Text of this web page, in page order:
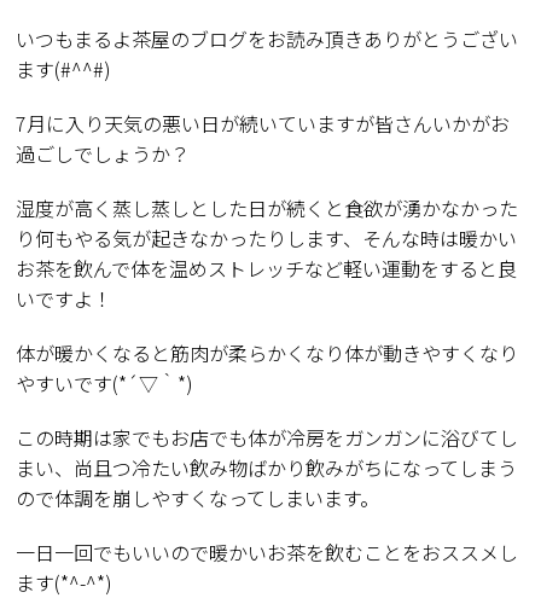
いつもまるよ茶屋のブログをお読み頂きありがとうござい
ます(#^^#)
7月に入り天気の悪い日が続いていますが皆さんいかがお
過ごしでしょうか？
湿度が高く蒸し蒸しとした日が続くと食欲が湧かなかった
り何もやる気が起きなかったりします、そんな時は暖かい
お茶を飲んで体を温めストレッチなど軽い運動をすると良
いですよ！
体が暖かくなると筋肉が柔らかくなり体が動きやすくなり
やすいです(*´▽｀*)
この時期は家でもお店でも体が冷房をガンガンに浴びてし
まい、尚且つ冷たい飲み物ばかり飲みがちになってしまう
ので体調を崩しやすくなってしまいます。
一日一回でもいいので暖かいお茶を飲むことをおススメし
ます(*^-^*)